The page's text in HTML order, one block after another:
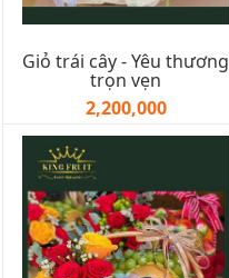
Giỏ trái cây - Yêu thương
trọn vẹn
2,200,000